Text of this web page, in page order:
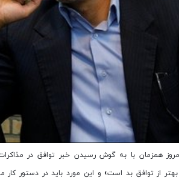
امروز همزمان با به گوش رسیدن خبر توافق در
از توافق بد است» و این مورد باید در دستور کار